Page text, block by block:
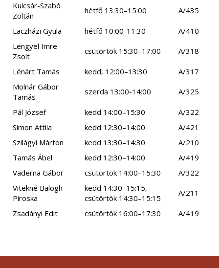
Kulcsár-Szabó
Zoltán
hétfő 13:30–15:00 A/435
Laczházi Gyula hétfő 10:00-11:30
A/410
Lengyel Imre
Zsolt
csütörtök 15:30–17:00 A/318
Lénárt Tamás kedd, 12:00–13:30
A/317
Molnár Gábor
Tamás
szerda 13:00-14:00 A/325
Pál József kedd 14:00–15:30
A/322
Simon Attila
kedd 12:30–14:00
A/421
Szilágyi Márton
kedd 13:30–14:30
A/210
Tamás Ábel
kedd 12:30–14:00
A/419
Vaderna Gábor
csütörtök 14:00–15:30
A/322
Vitekné Balogh
Piroska
kedd 14:30–15:15,
csütörtök 14:30–15:15
A/211
Zsadányi Edit csütörtök 16:00–17:30 A/419